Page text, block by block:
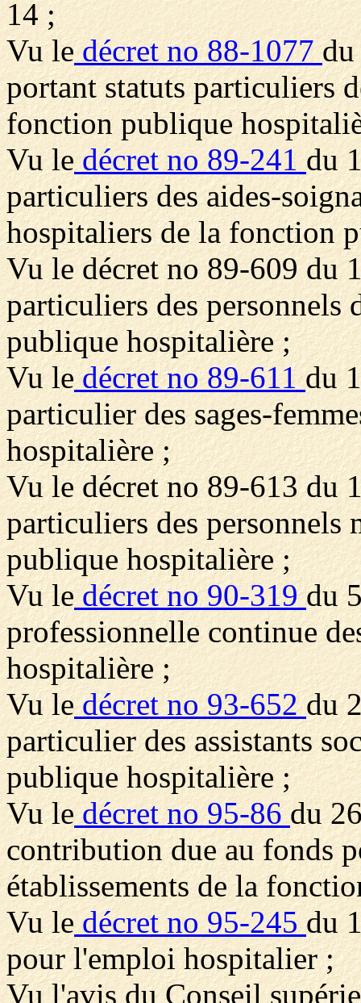
14 ;
Vu ledécret no 88-1077
portant statuts particuliers
fonction publique
Vu ledécret no 89-241du
particuliers des aides-
hospitaliers de la fonction
Vu le décret no 89-609 du
particuliers des personnels
publique hospitalière ;
Vu ledécret no 89-611du
particulier des sages-
hospitalière ;
Vu le décret no 89-613 du
particuliers des personnels
publique hospitalière ;
Vu ledécret no 90-319du
professionnelle continue
hospitalière ;
Vu ledécret no 93-652du
particulier des assistants
publique hospitalière ;
Vu ledécret no 95-86du
contribution due au fonds
établissements de la
Vu ledécret no 95-245du
pour l'emploi hospitalier ;
Vu l'avis du Conseil